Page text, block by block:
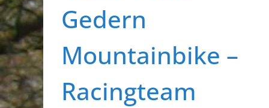
Gedern
Mountainbike –
Racingteam